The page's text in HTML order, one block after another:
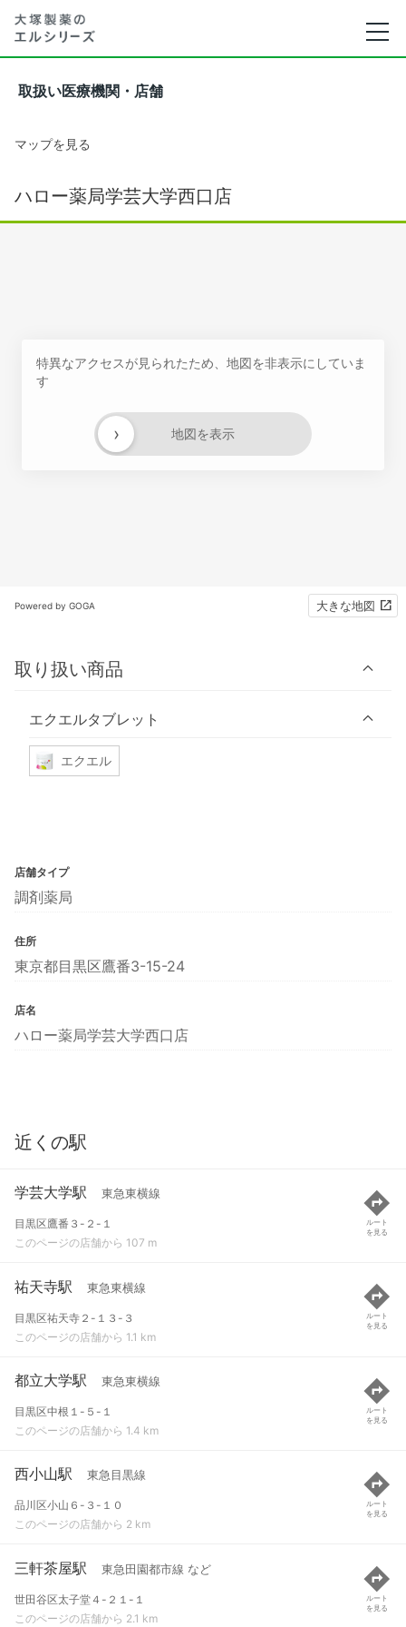
取扱い医療機関・店舗
マップを見る
ハロー薬局学芸大学西口店
特異なアクセスが見られたため、地図を非表示にしていま
す
地図を表示
›
Powered by GOGA 大きな地図
取り扱い商品
エクエルタブレット
エクエル
店舗タイプ
調剤薬局
住所
東京都目黒区鷹番3-15-24
店名
ハロー薬局学芸大学西口店
近くの駅
学芸大学駅 東急東横線
目黒区鷹番３-２-１
このページの店舗から 107 m
ルート
を見る
祐天寺駅 東急東横線
目黒区祐天寺２-１３-３
このページの店舗から 1.1 km
ルート
を見る
都立大学駅 東急東横線
目黒区中根１-５-１
このページの店舗から 1.4 km
ルート
を見る
西小山駅 東急目黒線
品川区小山６-３-１０
このページの店舗から 2 km
ルート
を見る
三軒茶屋駅 東急田園都市線 など
世田谷区太子堂４-２１-１
このページの店舗から 2.1 km
ルート
を見る